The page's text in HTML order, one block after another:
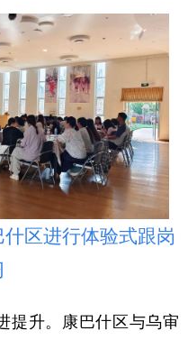
区进行体验式跟岗
升。康巴什区与乌审